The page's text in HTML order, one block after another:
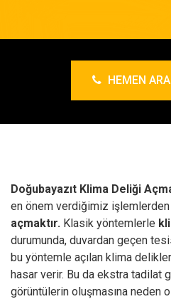
HEMEN
Doğubayazıt Klima Deliği
en önem verdiğimiz
açmaktır. Klasik yöntemlerle
durumunda, duvardan geçen
bu yöntemle açılan klima
hasar verir. Bu da ekstra tadilat
görüntülerin oluşmasına neden